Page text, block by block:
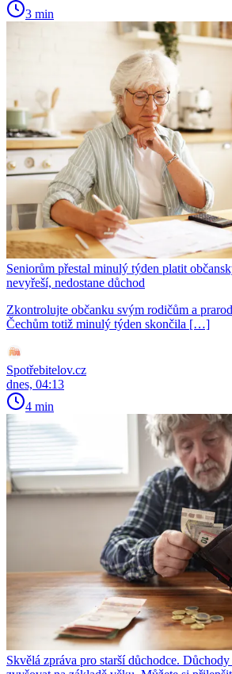
3 min
Seniorům přestal minulý týden platit
nevyřeší, nedostane důchod
Zkontrolujte občanku svým rodičům a
Čechům totiž minulý týden skončila […]
Spotřebitelov.cz
dnes, 04:13
4 min
Skvělá zpráva pro starší důchodce.